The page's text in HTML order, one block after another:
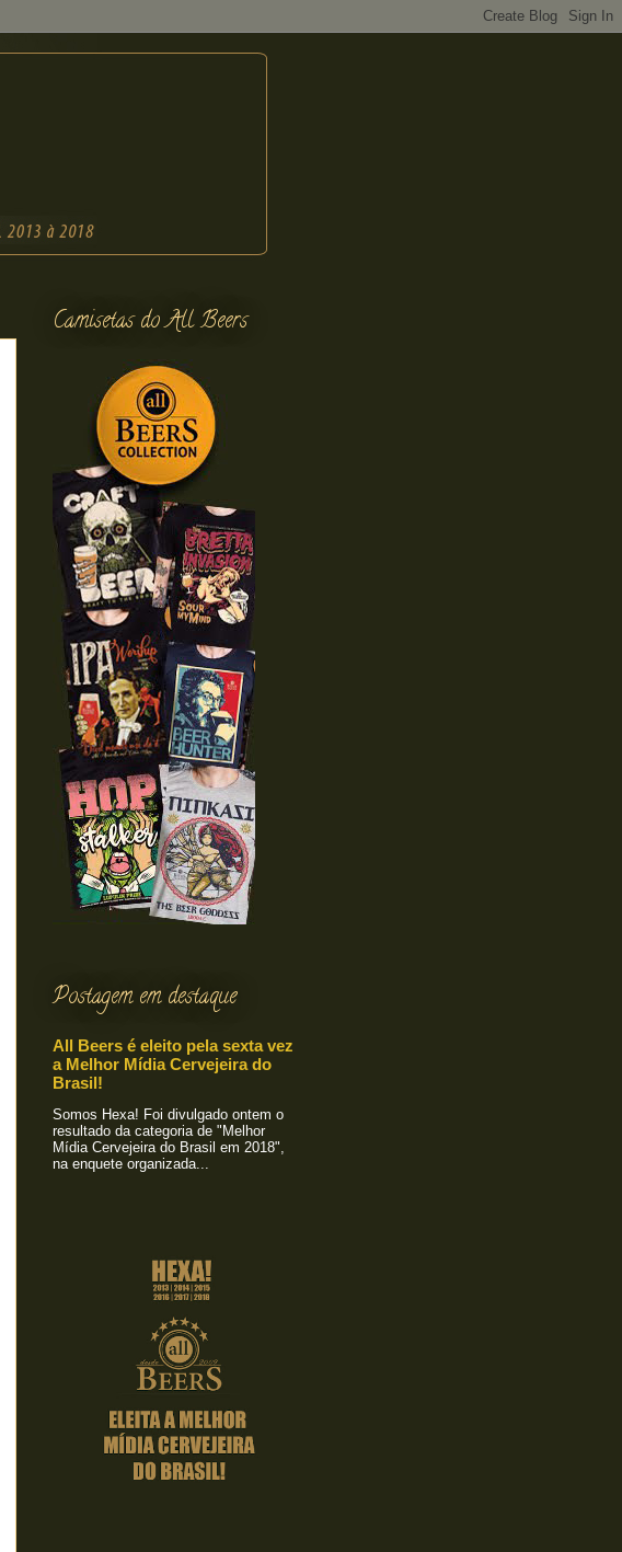
Camisetas do All Beers
Postagem em destaque
All Beers é eleito pela sexta vez
a Melhor Mídia Cervejeira do
Brasil!
Somos Hexa! Foi divulgado ontem o
resultado da categoria de "Melhor
Mídia Cervejeira do Brasil em 2018",
na enquete organizada...